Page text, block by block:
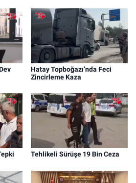
Hatay Topboğazı’nda Feci
Zincirleme Kaza
Tehlikeli Sürüşe 19 Bin Ceza